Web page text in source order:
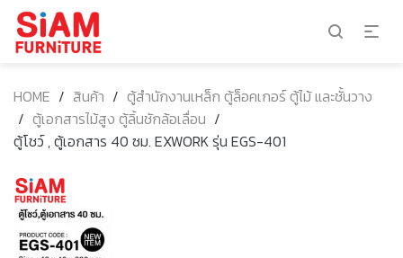
HOME / สินค้า / ตู้สำนักงานเหล็ก ตู้ล็อคเกอร์ ตู้ไม้ และชั้นวาง
/ ตู้เอกสารไม้สูง ตู้ลิ้นชักล้อเลื่อน /
ตู้โชว์ , ตู้เอกสาร 40 ซม. EXWORK รุ่น EGS-401